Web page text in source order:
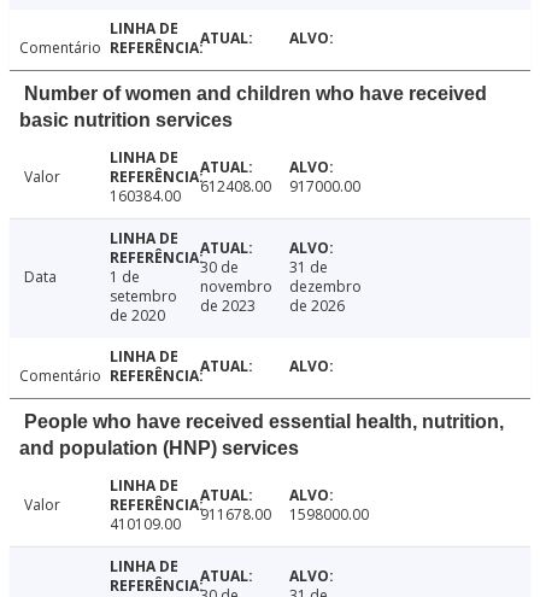
Comentário
Number of women and children who have received
basic nutrition services
Valor
160384.00
612408.00 917000.00
Data
1 de
setembro
de 2020
30 de
novembro
de 2023
31 de
dezembro
de 2026
Comentário
People who have received essential health, nutrition,
and population (HNP) services
Valor
410109.00
911678.00 1598000.00